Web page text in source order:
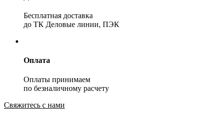
Бесплатная доставка
до ТК Деловые линии, ПЭК
Оплата
Оплаты принимаем
по безналичному расчету
Свяжитесь с нами